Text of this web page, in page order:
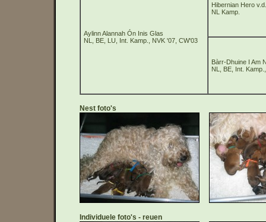
Aylinn Alannah Ón Inis Glas
NL, BE, LU, Int. Kamp., NVK '07, CW'03
Hibernian Hero
NL Kamp.
Bàrr-Dhuine I Am
NL, BE, Int.
Nest foto's
Individuele foto's reuen